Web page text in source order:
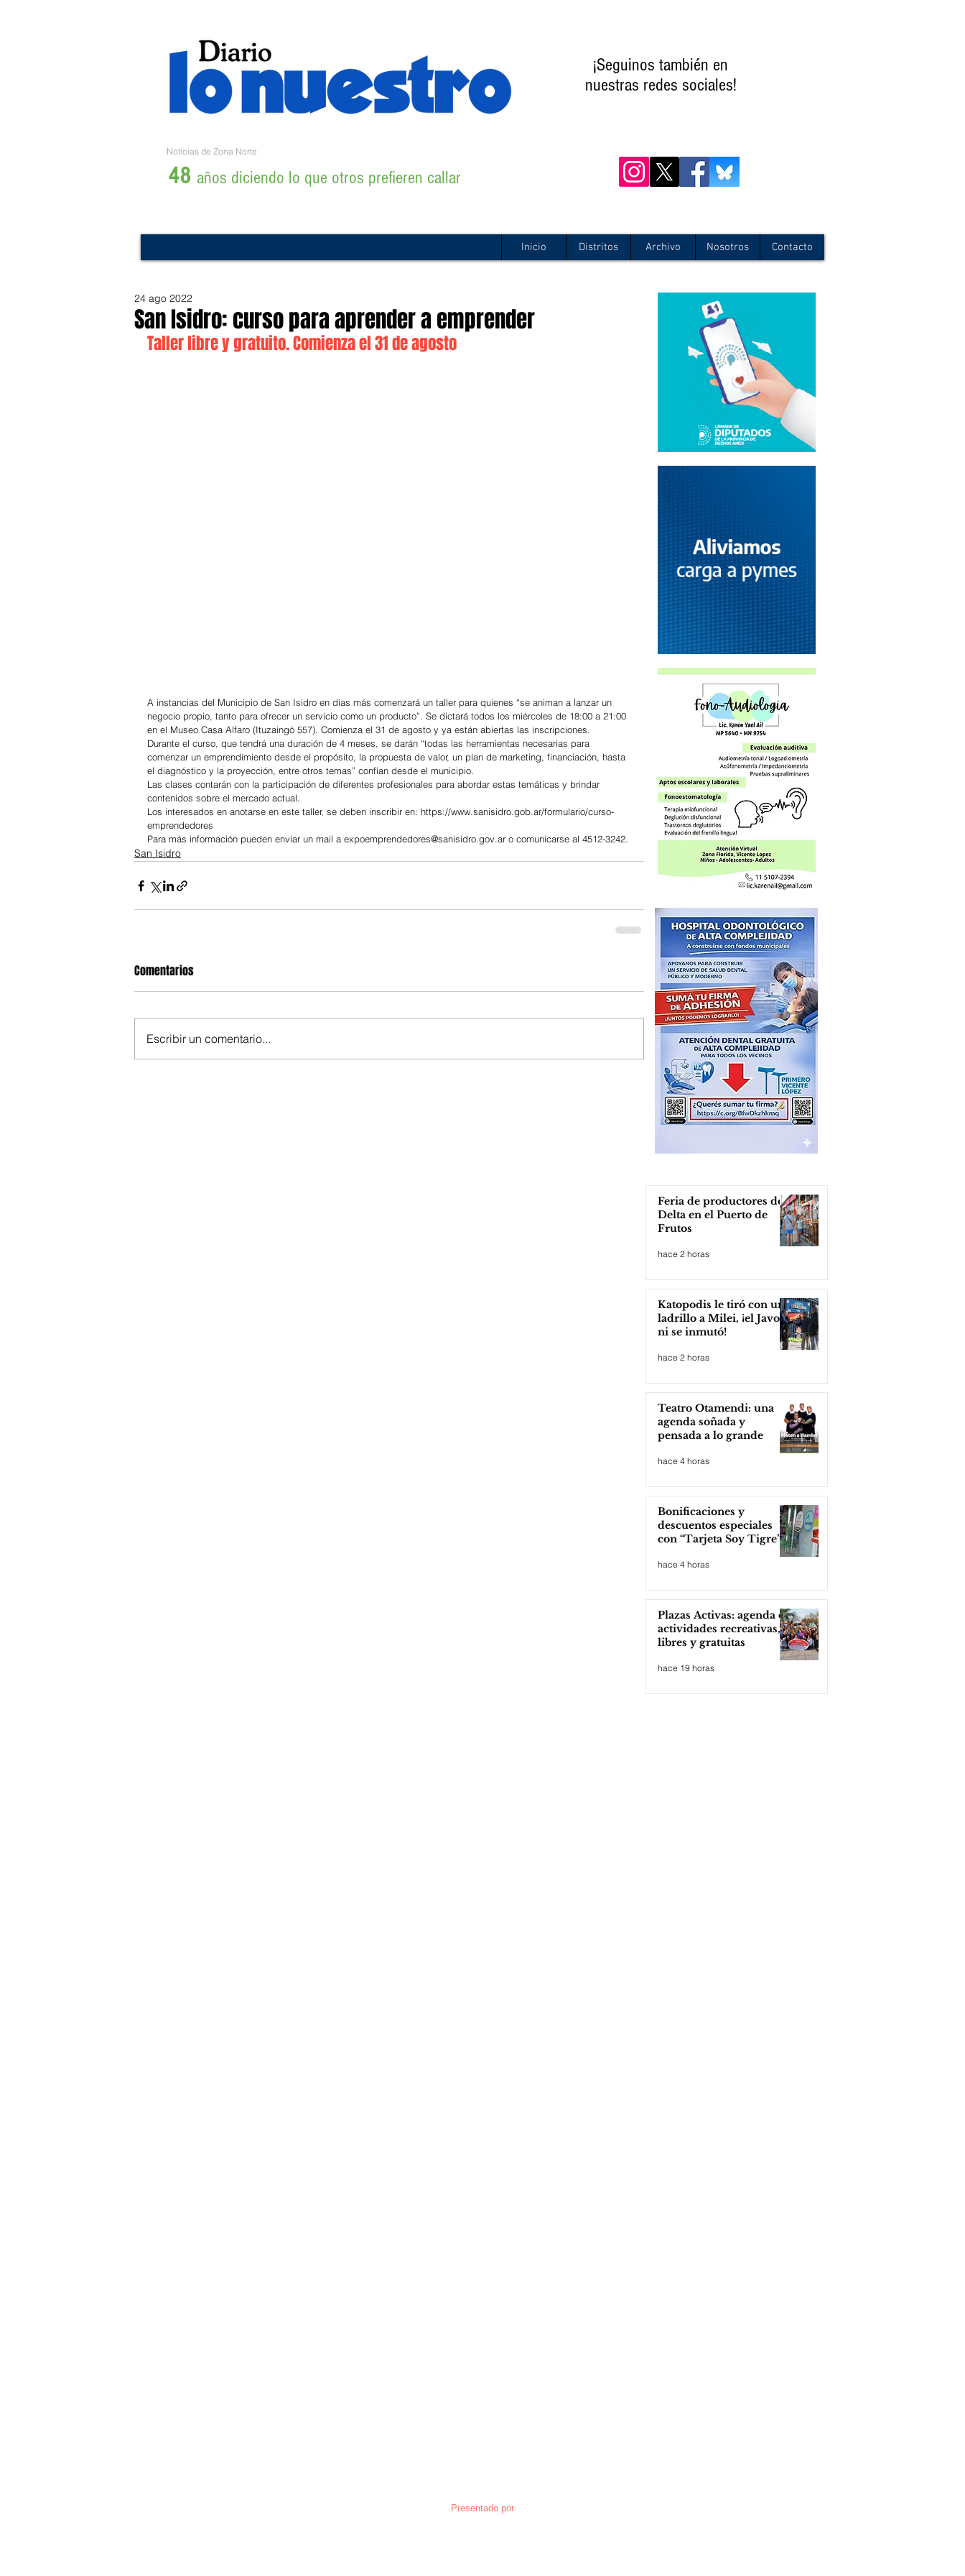
¡Seguinos también en
nuestras redes sociales!
Noticias de Zona Norte
48 años diciendo lo que otros prefieren callar
Inicio Distritos Archivo Nosotros Contacto
San Isidro: curso para aprender a emprender
24 ago 2022
Taller libre y gratuito. Comienza el 31 de agosto
A instancias del Municipio de San Isidro en días más comenzará un taller para quienes “se animan a lanzar un
negocio propio, tanto para ofrecer un servicio como un producto”. Se dictará todos los miércoles de 18:00 a 21:00
en el Museo Casa Alfaro (Ituzaingó 557). Comienza el 31 de agosto y ya están abiertas las inscripciones.
Durante el curso, que tendrá una duración de 4 meses, se darán “todas las herramientas necesarias para
comenzar un emprendimiento desde el propósito, la propuesta de valor, un plan de marketing, financiación, hasta
el diagnóstico y la proyección, entre otros temas” confían desde el municipio.
Las clases contarán con la participación de diferentes profesionales para abordar estas temáticas y brindar
contenidos sobre el mercado actual.
Los interesados en anotarse en este taller, se deben inscribir en: https://www.sanisidro.gob.ar/formulario/curso-
emprendedores
Para más información pueden enviar un mail a expoemprendedores@sanisidro.gov.ar o comunicarse al 4512-3242.
San Isidro
Comentarios
Escribir un comentario...
Feria de productores del
Delta en el Puerto de
Frutos
hace 2 horas
Katopodis le tiró con un
ladrillo a Milei, ¡el Javo
ni se inmutó!
hace 2 horas
Teatro Otamendi: una
agenda soñada y
pensada a lo grande
hace 4 horas
Bonificaciones y
descuentos especiales
con “Tarjeta Soy Tigre”
hace 4 horas
Plazas Activas: agenda de
actividades recreativas,
libres y gratuitas
hace 19 horas
Presentado por